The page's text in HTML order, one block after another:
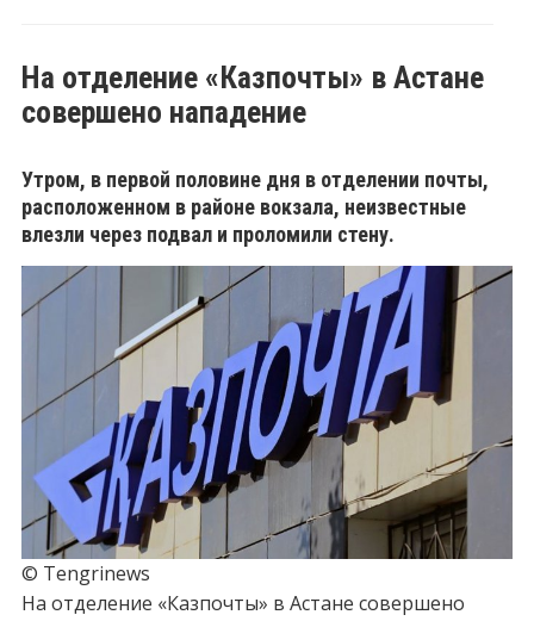
На отделение «Казпочты» в Астане
совершено нападение
Утром, в первой половине дня в отделении почты,
расположенном в районе вокзала, неизвестные
влезли через подвал и проломили стену.
© Tengrinews
На отделение «Казпочты» в Астане совершено